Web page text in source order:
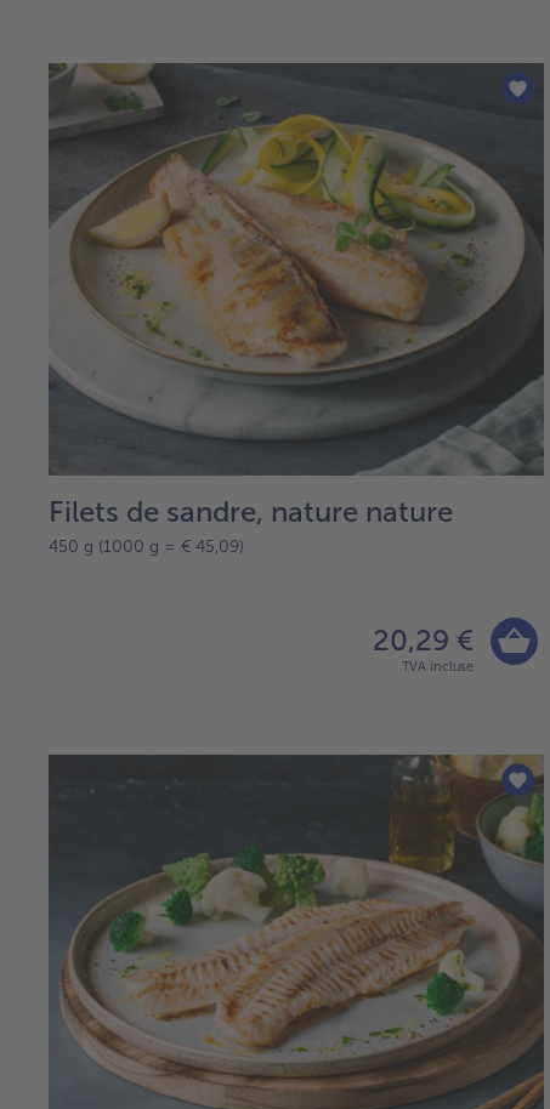
Filets de sandre, nature nature
450 g (1000 g = € 45,09)
20,29 €
TVA incluse